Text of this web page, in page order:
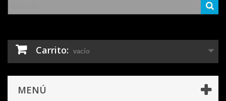
Carrito: vacío
MENÚ